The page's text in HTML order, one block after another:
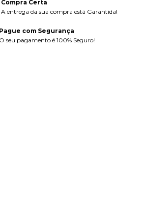
Compra Certa
A entrega da sua compra está Garantida!
Pague com Segurança
O seu pagamento é 100% Seguro!